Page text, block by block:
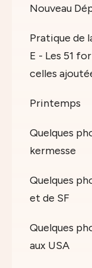
Nouveau
Pratique de
E - Les 51
celles
Printemps
Quelques
kermesse
Quelques
et de SF
Quelques
aux USA